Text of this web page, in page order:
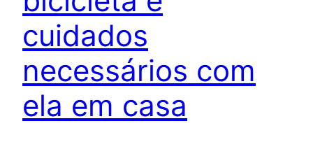
cuidados
necessários com
ela em casa